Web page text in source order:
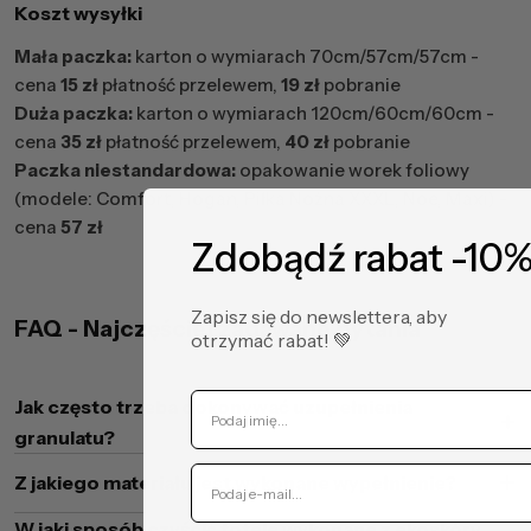
Koszt wysyłki
Mała paczka: karton o wymiarach 70cm/57cm/57cm -
cena 15 zł płatność przelewem, 19 zł pobranie
Duża paczka: karton o wymiarach 120cm/60cm/60cm -
cena 35 zł płatność przelewem, 40 zł pobranie
Paczka niestandardowa: opakowanie worek foliowy
(modele: Comfort, Hogan, Piłka Nożna XXXL, Noe, Maxi) -
cena 57 zł
FAQ - Najczęściej zadawane pytania
Jak często trzeba dokonywać uzupełnienia
granulatu?
Z jakiego materiału jest wykonane wypełnienie?
Zdobądź rabat -
Zapisz się do newslettera, aby
otrzymać rabat! ​💚